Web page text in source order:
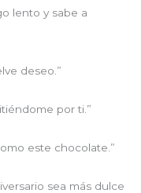
lento y sabe a
deseo.”
por ti.”
este chocolate.”
sea más dulce